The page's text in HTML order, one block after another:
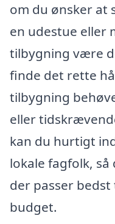
om du ønsker at
en udestue eller
tilbygning være
finde det rette
tilbygning
eller
kan du hurtigt
lokale fagfolk,
der passer
budget.